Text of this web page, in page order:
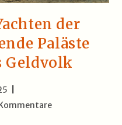
der
Paläste
Geldvolk